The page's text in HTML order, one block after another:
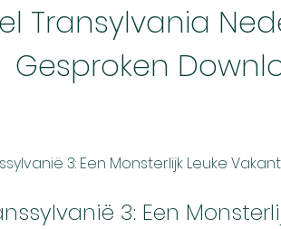
Transylvania
Gesproken
3: Een Monsterlijk Leuke
3: Een